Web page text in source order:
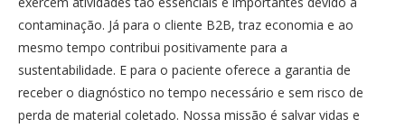
contaminação. Já para o cliente B2B, traz economia e ao
mesmo tempo contribui positivamente para a
sustentabilidade. E para o paciente oferece a garantia de
receber o diagnóstico no tempo necessário e sem risco de
perda de material coletado. Nossa missão é salvar vidas e